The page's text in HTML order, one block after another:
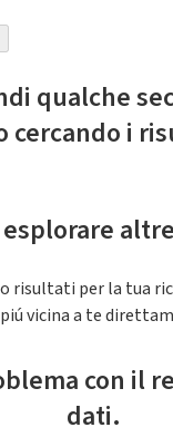
qualche
cercando i
esplorare
risultati per la tua
vicina a te
con il
dati.